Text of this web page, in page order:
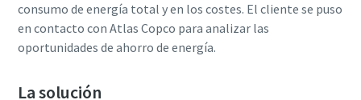
Descúbralos aquí
consumo de energía total y en los costes. El cliente se puso
en contacto con Atlas Copco para analizar las
oportunidades de ahorro de energía.
La solución